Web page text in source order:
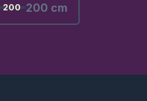
200200
200 cm